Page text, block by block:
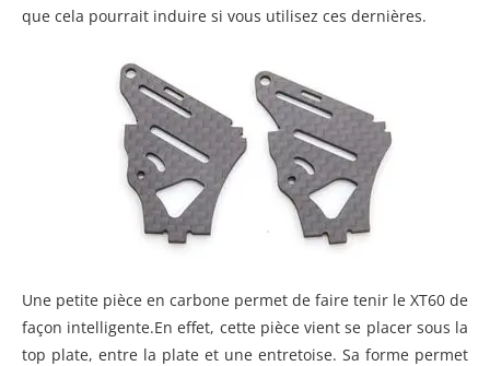
que cela pourrait induire si vous utilisez ces dernières.
Une petite pièce en carbone permet de faire tenir le XT60 de
façon intelligente.En effet, cette pièce vient se placer sous la
top plate, entre la plate et une entretoise. Sa forme permet